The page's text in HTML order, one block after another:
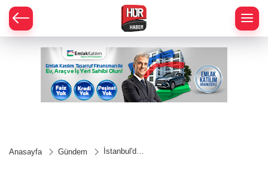
Anasayfa Gündem
İstanbul'da